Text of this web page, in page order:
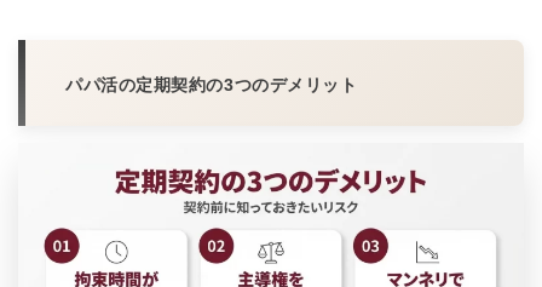
パパ活の定期契約の3つのデメリット